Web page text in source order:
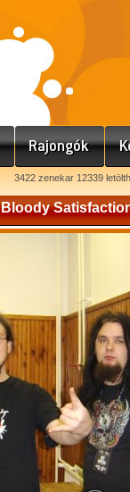
3422 zenekar 12339
Bloody